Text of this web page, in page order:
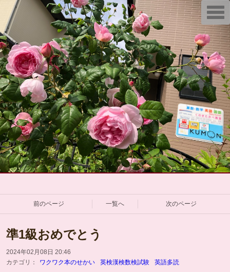
前のページ 一覧へ 次のページ
準1級おめでとう
2024年02月08日 20:46
カテゴリ：
ワクワク本のせかい 英検漢検数検試験 英語多読
T
o
g
g
l
e
n
a
v
i
g
a
t
i
o
n